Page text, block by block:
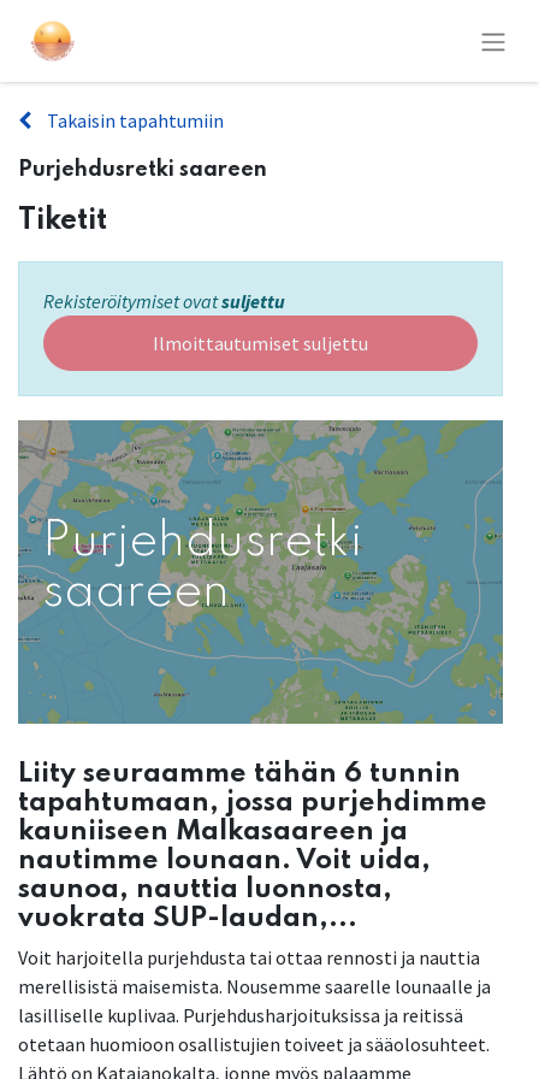
Takaisin tapahtumiin
Purjehdusretki saareen
Tiketit
Rekisteröitymiset ovatsuljettu
Ilmoittautumiset suljettu
Purjehdusretki
saareen
Liity seuraamme tähän 6 tunnin
tapahtumaan, jossa purjehdimme
kauniiseen Malkasaareen ja
nautimme lounaan. Voit uida,
saunoa, nauttia luonnosta,
vuokrata SUP-laudan,...
Voit harjoitella purjehdusta tai ottaa rennosti ja nauttia
merellisistä maisemista. Nousemme saarelle lounaalle ja
lasilliselle kuplivaa. Purjehdusharjoituksissa ja reitissä
otetaan huomioon osallistujien toiveet ja sääolosuhteet.
Lähtö on Katajanokalta, jonne myös palaamme